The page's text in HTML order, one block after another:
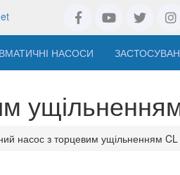
НАСОСИ
насос з торцевим ущільненням CL